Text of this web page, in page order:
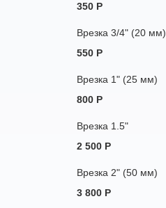
350 Р
Врезка 3/4" (20 мм)
550 Р
Врезка 1" (25 мм)
800 Р
Врезка 1.5"
2 500 Р
Врезка 2" (50 мм)
3 800 Р